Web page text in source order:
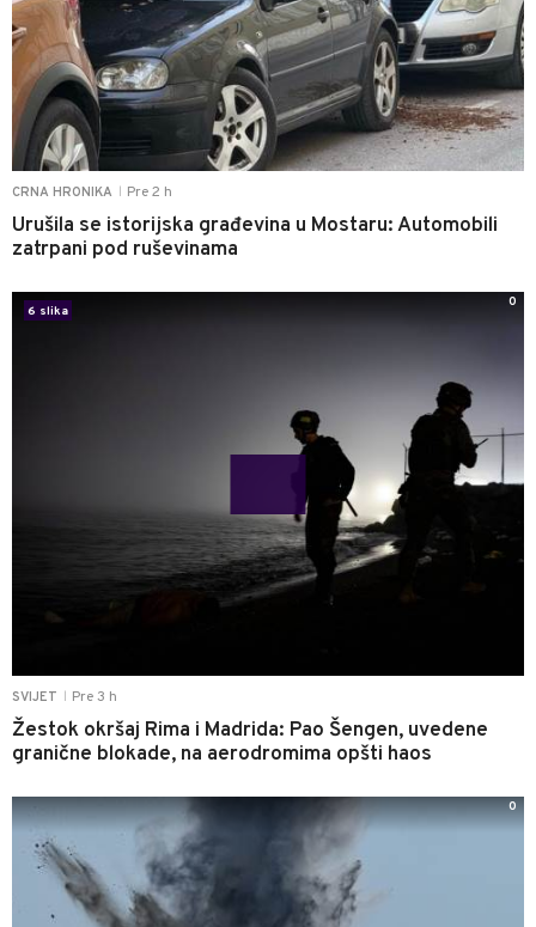
CRNA HRONIKA Pre 2 h
Urušila se istorijska građevina u Mostaru: Automobili
zatrpani pod ruševinama
SVIJET Pre 3 h
Žestok okršaj Rima i Madrida: Pao Šengen, uvedene
granične blokade, na aerodromima opšti haos
6 slika
0
0